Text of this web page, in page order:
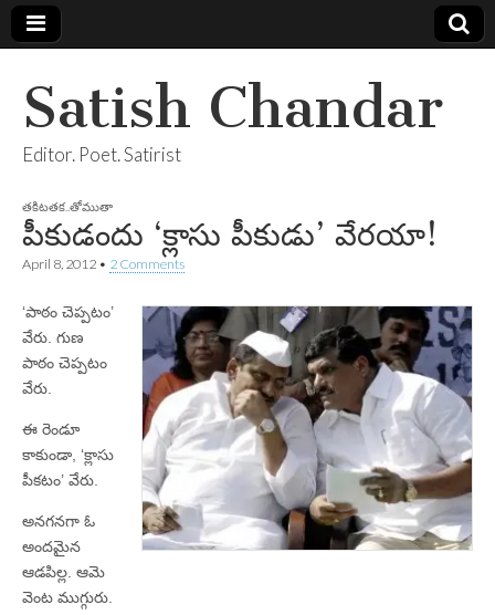
Satish Chandar
Editor. Poet. Satirist
తకిటతక..తోముతా
పీకుడందు ‘క్లాసు పీకుడు’ వేరయా!
April 8, 2012 • 2 Comments
‘పాఠం చెప్పటం’
వేరు. గుణ
పాఠం చెప్పటం
వేరు.
ఈ రెండూ
కాకుండా, ‘క్లాసు
పీకటం’ వేరు.
అనగనగా ఓ
అందమైన
ఆడపిల్ల. ఆమె
వెంట ముగ్గురు.